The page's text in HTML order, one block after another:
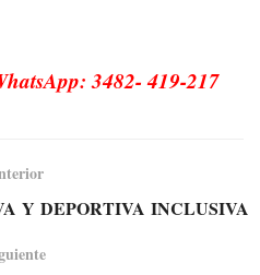
3482- 419-217
Y DEPORTIVA INCLUSIVA